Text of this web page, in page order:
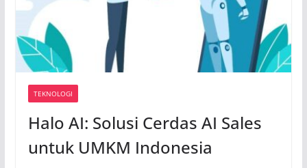
TEKNOLOGI
Halo AI: Solusi Cerdas AI Sales
untuk UMKM Indonesia